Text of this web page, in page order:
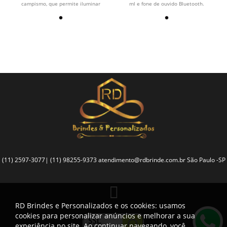
campismo, que permite iluminar
ml e fone de ouvido Bluetooth.
(11) 2597-3077| (11) 98255-9373 atendimento@rdbrinde.com.br São Paulo -SP
RD Brindes e Personalizados e os cookies: usamos
cookies para personalizar anúncios e melhorar a sua